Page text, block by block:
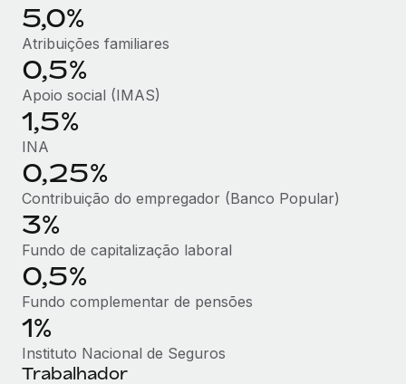
5,0%
Atribuições familiares
0,5%
Apoio social (IMAS)
1,5%
INA
0,25%
Contribuição do empregador (Banco Popular)
3%
Fundo de capitalização laboral
0,5%
Fundo complementar de pensões
1%
Instituto Nacional de Seguros
Trabalhador